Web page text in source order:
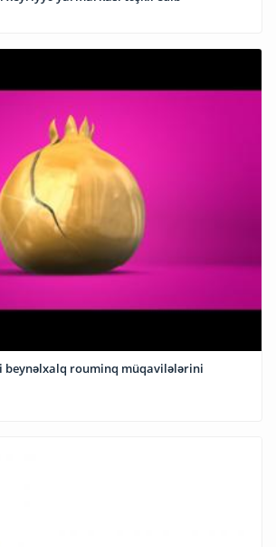
beynəlxalq rouminq müqavilələrini